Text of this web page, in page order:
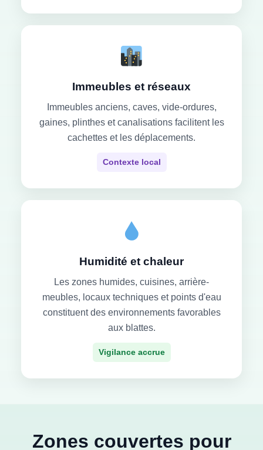
Immeubles et réseaux
Immeubles anciens, caves, vide-ordures,
gaines, plinthes et canalisations facilitent les
cachettes et les déplacements.
Contexte local
Humidité et chaleur
Les zones humides, cuisines, arrière-
meubles, locaux techniques et points d'eau
constituent des environnements favorables
aux blattes.
Vigilance accrue
Zones couvertes pour